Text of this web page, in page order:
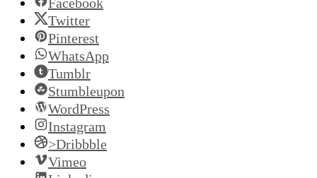
Twitter
Pinterest
WhatsApp
Tumblr
Stumbleupon
WordPress
Instagram
>Dribbble
Vimeo